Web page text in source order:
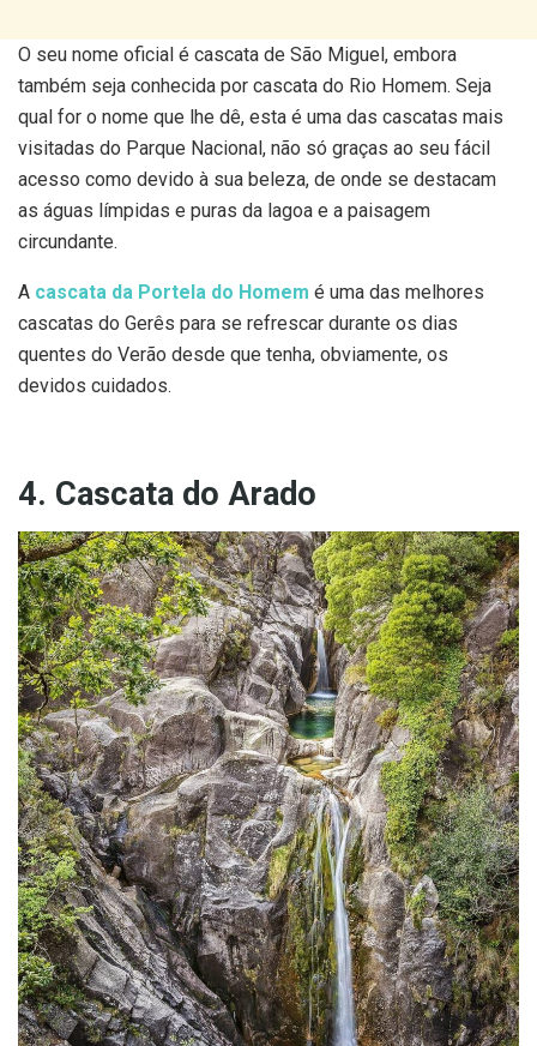
O seu nome oficial é cascata de São Miguel, embora
também seja conhecida por cascata do Rio Homem. Seja
qual for o nome que lhe dê, esta é uma das cascatas mais
visitadas do Parque Nacional, não só graças ao seu fácil
acesso como devido à sua beleza, de onde se destacam
as águas límpidas e puras da lagoa e a paisagem
circundante.
A cascata da Portela do Homem é uma das melhores
cascatas do Gerês para se refrescar durante os dias
quentes do Verão desde que tenha, obviamente, os
devidos cuidados.
4. Cascata do Arado